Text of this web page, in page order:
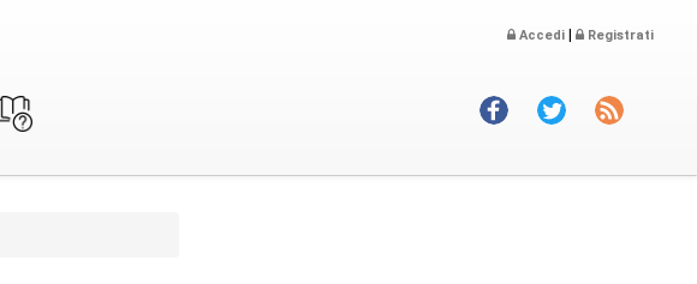
Accedi | Registrati